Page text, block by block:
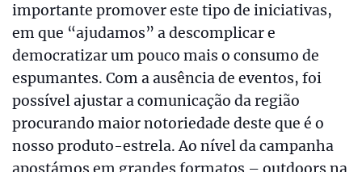
importante promover este tipo de iniciativas,
em que “ajudamos” a descomplicar e
democratizar um pouco mais o consumo de
espumantes. Com a ausência de eventos, foi
possível ajustar a comunicação da região
procurando maior notoriedade deste que é o
nosso produto-estrela. Ao nível da campanha